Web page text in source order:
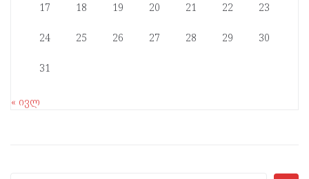
17 18 19 20 21 22 23
24 25 26 27 28 29 30
31
« ივლ